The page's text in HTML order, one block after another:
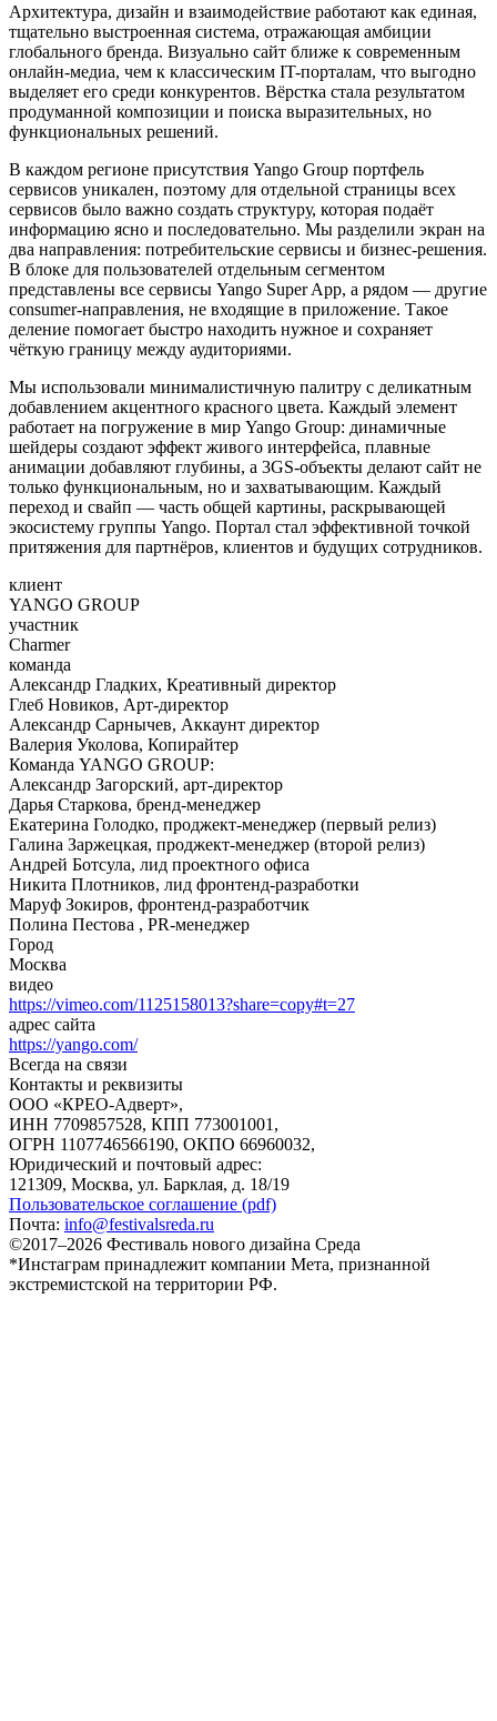
Архитектура, дизайн и взаимодействие работают как единая,
тщательно выстроенная система, отражающая амбиции
глобального бренда. Визуально сайт ближе к современным
онлайн-медиа, чем к классическим IT-порталам, что выгодно
выделяет его среди конкурентов. Вёрстка стала результатом
продуманной композиции и поиска выразительных, но
функциональных решений.
В каждом регионе присутствия Yango Group портфель
сервисов уникален, поэтому для отдельной страницы всех
сервисов было важно создать структуру, которая подаёт
информацию ясно и последовательно. Мы разделили экран на
два направления: потребительские сервисы и бизнес-решения.
В блоке для пользователей отдельным сегментом
представлены все сервисы Yango Super App, а рядом — другие
consumer-направления, не входящие в приложение. Такое
деление помогает быстро находить нужное и сохраняет
чёткую границу между аудиториями.
Мы использовали минималистичную палитру с деликатным
добавлением акцентного красного цвета. Каждый элемент
работает на погружение в мир Yango Group: динамичные
шейдеры создают эффект живого интерфейса, плавные
анимации добавляют глубины, а 3GS-объекты делают сайт не
только функциональным, но и захватывающим. Каждый
переход и свайп — часть общей картины, раскрывающей
экосистему группы Yango. Портал стал эффективной точкой
притяжения для партнёров, клиентов и будущих сотрудников.
клиент
YANGO GROUP
участник
Charmer
команда
Александр Гладких, Креативный директор
Глеб Новиков, Арт-директор
Александр Сарнычев, Аккаунт директор
Валерия Уколова, Копирайтер
Команда YANGO GROUP:
Александр Загорский, арт-директор
Дарья Старкова, бренд-менеджер
Екатерина Голодко, проджект-менеджер (первый релиз)
Галина Заржецкая, проджект-менеджер (второй релиз)
Андрей Ботсула, лид проектного офиса
Никита Плотников, лид фронтенд-разработки
Маруф Зокиров, фронтенд-разработчик
Полина Пестова , PR-менеджер
Город
Москва
видео
https://vimeo.com/1125158013?share=copy#t=27
адрес сайта
https://yango.com/
Всегда на связи
Контакты и реквизиты
ООО «КРЕО‐Адверт»,
ИНН 7709857528, КПП 773001001,
ОГРН 1107746566190, ОКПО 66960032,
Юридический и почтовый адрес:
121309, Москва, ул. Барклая, д. 18/19
Пользовательское соглашение (pdf)
Почта: info@festivalsreda.ru
©2017–2026 Фестиваль нового дизайна Среда
*Инстаграм принадлежит компании Мета, признанной
экстремистской на территории РФ.